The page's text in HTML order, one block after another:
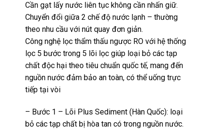
Cần gạt lấy nước liên tục không cần nhấn giữ.
Chuyển đổi giữa 2 chế độ nước lạnh – thường
theo nhu cầu với nút quay đơn giản.
Công nghệ lọc thẩm thấu ngược RO với hệ thống
lọc 5 bước trong 5 lõi lọc giúp loại bỏ các tạp
chất độc hại theo tiêu chuẩn quốc tế, mang đến
nguồn nước đảm bảo an toàn, có thể uống trực
tiếp tại vòi
– Bước 1 – Lõi Plus Sediment (Hàn Quốc): loại
bỏ các tạp chất bị hòa tan có trong nguồn nước.